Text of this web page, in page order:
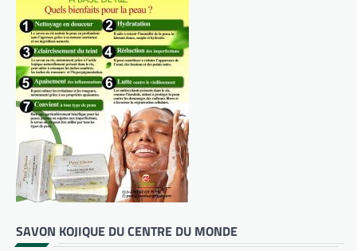
SAVON KOJIQUE DU CENTRE DU MONDE